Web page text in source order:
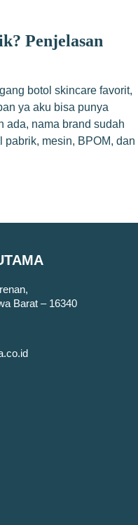
Penjelasan
botol skincare favorit,
ya aku bisa punya
ada, nama brand sudah
pabrik, mesin, BPOM, dan
Barat – 16340